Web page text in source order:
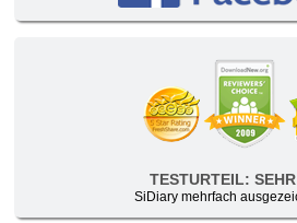
TESTURTEIL:
SiDiary mehrfach